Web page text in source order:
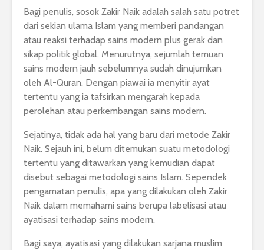
Bagi penulis, sosok Zakir Naik adalah salah satu potret
dari sekian ulama Islam yang memberi pandangan
atau reaksi terhadap sains modern plus gerak dan
sikap politik global. Menurutnya, sejumlah temuan
sains modern jauh sebelumnya sudah dinujumkan
oleh Al-Quran. Dengan piawai ia menyitir ayat
tertentu yang ia tafsirkan mengarah kepada
perolehan atau perkembangan sains modern.
Sejatinya, tidak ada hal yang baru dari metode Zakir
Naik. Sejauh ini, belum ditemukan suatu metodologi
tertentu yang ditawarkan yang kemudian dapat
disebut sebagai metodologi sains Islam. Sependek
pengamatan penulis, apa yang dilakukan oleh Zakir
Naik dalam memahami sains berupa labelisasi atau
ayatisasi terhadap sains modern.
Bagi saya, ayatisasi yang dilakukan sarjana muslim